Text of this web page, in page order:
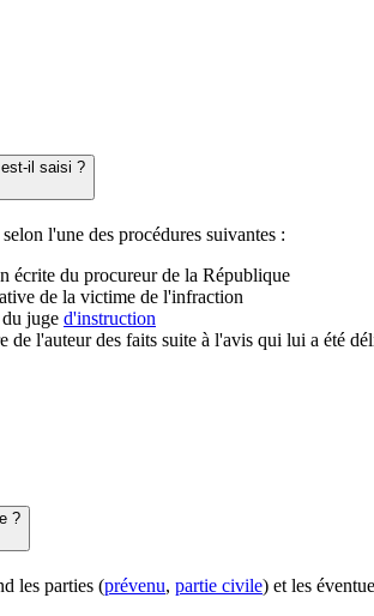
il saisi ?
l'une des procédures suivantes :
écrite du procureur de la République
de la victime de l'infraction
juge d'instruction
de l'auteur des faits suite à l'avis qui lui a été
?
les parties (prévenu, partie civile) et les